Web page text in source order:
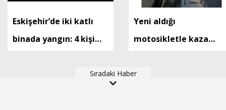
Eskişehir’de iki katlı
binada yangın: 4 kişi
Yeni aldığı
motosikletle kaza
anlar kamerada
Sıradaki Haber